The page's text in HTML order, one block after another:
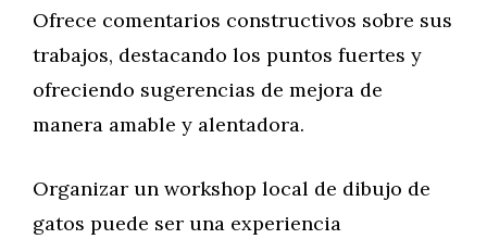
Ofrece comentarios constructivos sobre sus
trabajos, destacando los puntos fuertes y
ofreciendo sugerencias de mejora de
manera amable y alentadora.
Organizar un workshop local de dibujo de
gatos puede ser una experiencia